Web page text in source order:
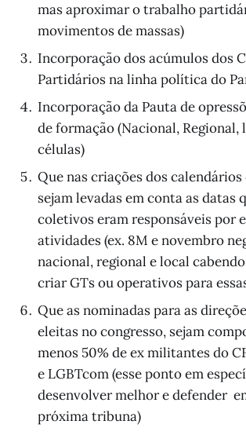
mas aproximar o trabalho
movimentos de massas)
Incorporação dos acúmulos dos
Partidários na linha política do
Incorporação da Pauta de
de formação (Nacional, Regional,
células)
Que nas criações dos
sejam levadas em conta as datas
coletivos eram responsáveis por
atividades (ex. 8M e novembro
nacional, regional e local
criar GTs ou operativos para
Que as nominadas para as
eleitas no congresso, sejam
menos 50% de ex militantes do
e LGBTcom (esse ponto em
desenvolver melhor e defender
próxima tribuna)